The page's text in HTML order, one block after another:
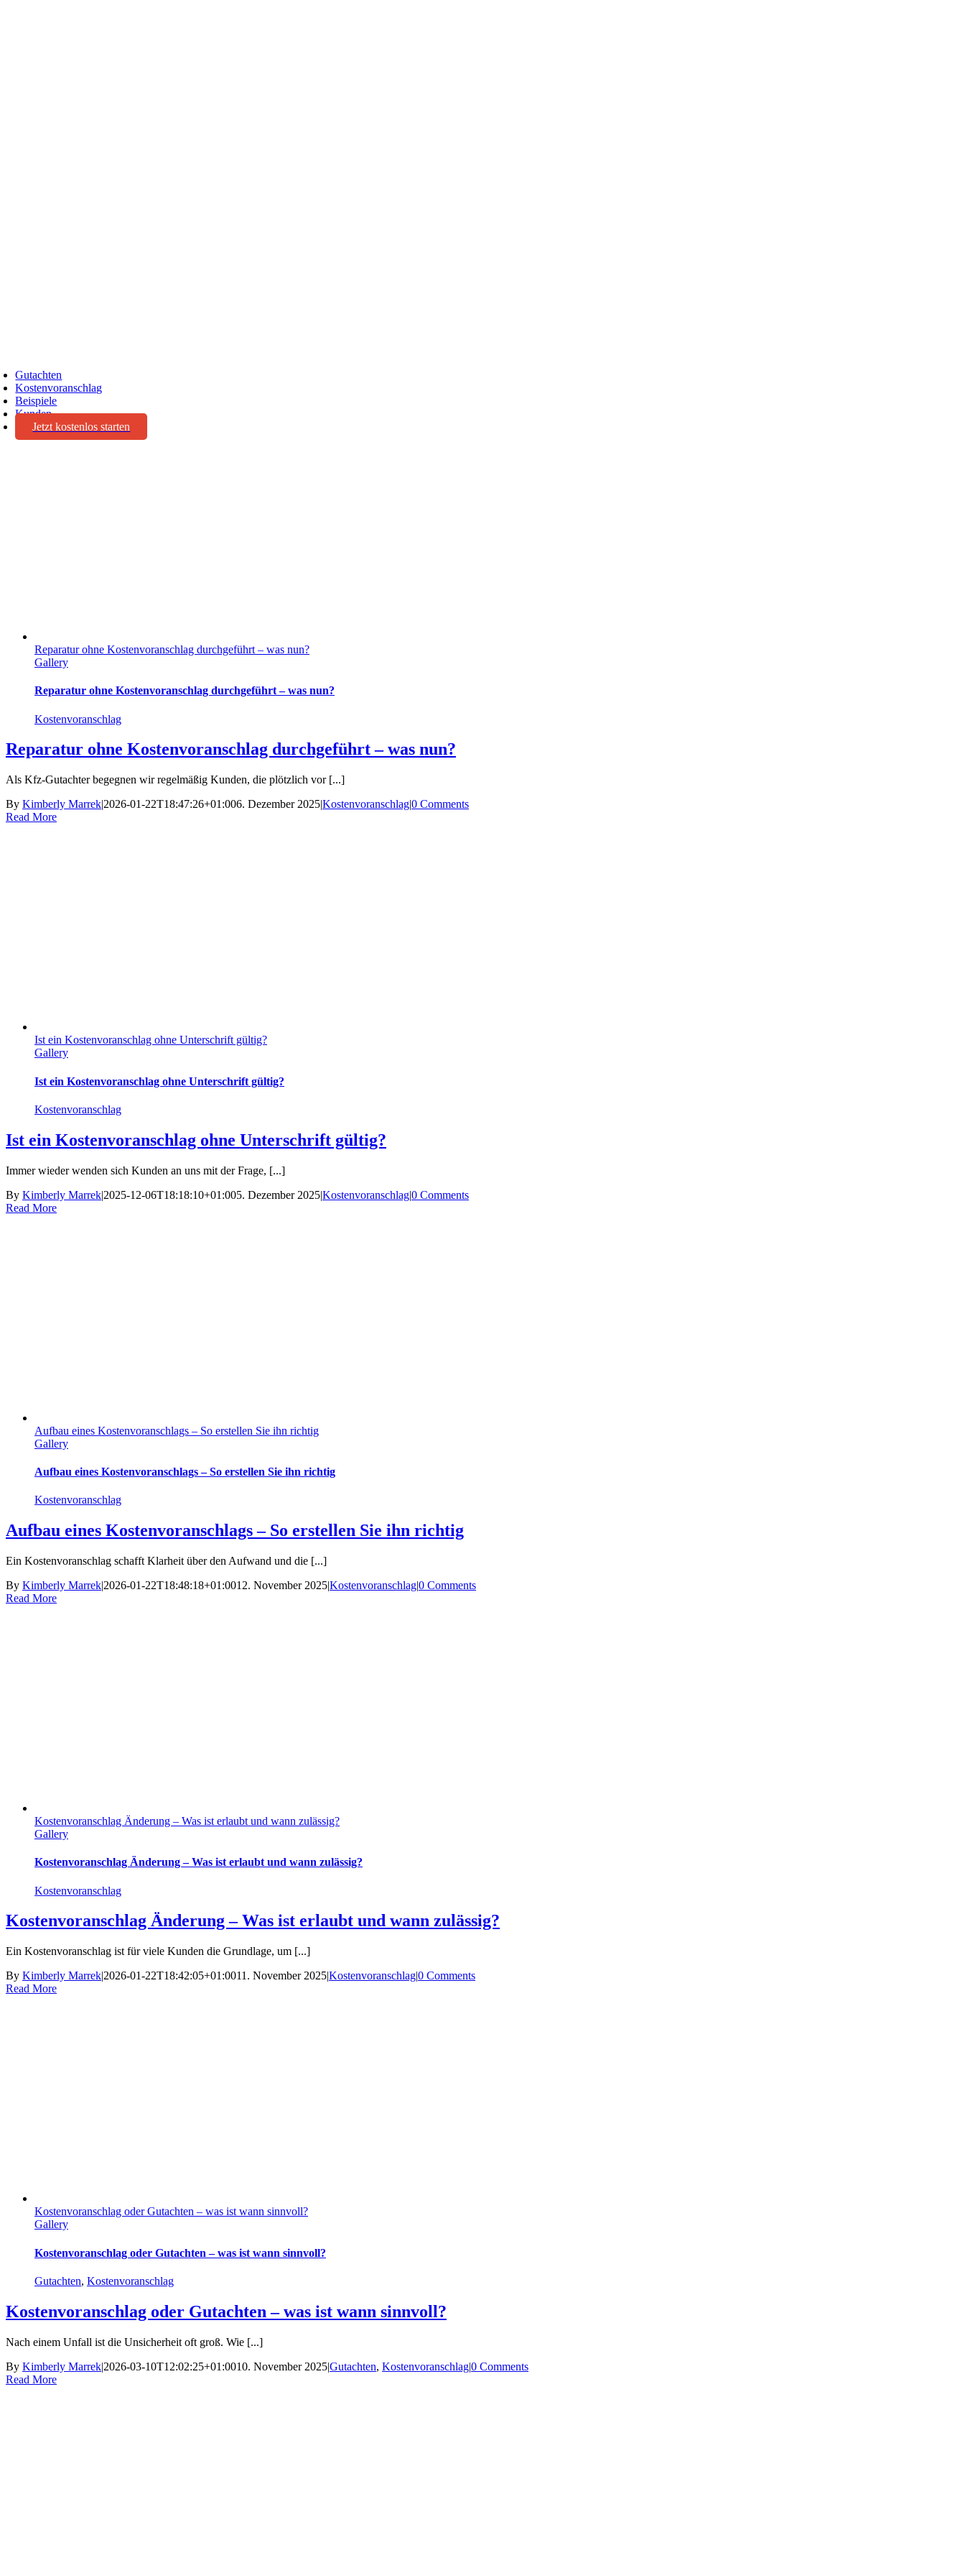
Gutachten
Kostenvoranschlag
Beispiele
Kunden
Jetzt kostenlos starten
Reparatur ohne Kostenvoranschlag durchgeführt – was nun?
Gallery
Reparatur ohne Kostenvoranschlag durchgeführt – was nun?
Kostenvoranschlag
Reparatur ohne Kostenvoranschlag durchgeführt – was nun?
Als Kfz-Gutachter begegnen wir regelmäßig Kunden, die plötzlich vor [...]
By Kimberly Marrek|2026-01-22T18:47:26+01:006. Dezember 2025|Kostenvoranschlag|0 Comments
Read More
Ist ein Kostenvoranschlag ohne Unterschrift gültig?
Gallery
Ist ein Kostenvoranschlag ohne Unterschrift gültig?
Kostenvoranschlag
Ist ein Kostenvoranschlag ohne Unterschrift gültig?
Immer wieder wenden sich Kunden an uns mit der Frage, [...]
By Kimberly Marrek|2025-12-06T18:18:10+01:005. Dezember 2025|Kostenvoranschlag|0 Comments
Read More
Aufbau eines Kostenvoranschlags – So erstellen Sie ihn richtig
Gallery
Aufbau eines Kostenvoranschlags – So erstellen Sie ihn richtig
Kostenvoranschlag
Aufbau eines Kostenvoranschlags – So erstellen Sie ihn richtig
Ein Kostenvoranschlag schafft Klarheit über den Aufwand und die [...]
By Kimberly Marrek|2026-01-22T18:48:18+01:0012. November 2025|Kostenvoranschlag|0 Comments
Read More
Kostenvoranschlag Änderung – Was ist erlaubt und wann zulässig?
Gallery
Kostenvoranschlag Änderung – Was ist erlaubt und wann zulässig?
Kostenvoranschlag
Kostenvoranschlag Änderung – Was ist erlaubt und wann zulässig?
Ein Kostenvoranschlag ist für viele Kunden die Grundlage, um [...]
By Kimberly Marrek|2026-01-22T18:42:05+01:0011. November 2025|Kostenvoranschlag|0 Comments
Read More
Kostenvoranschlag oder Gutachten – was ist wann sinnvoll?
Gallery
Kostenvoranschlag oder Gutachten – was ist wann sinnvoll?
Gutachten, Kostenvoranschlag
Kostenvoranschlag oder Gutachten – was ist wann sinnvoll?
Nach einem Unfall ist die Unsicherheit oft groß. Wie [...]
By Kimberly Marrek|2026-03-10T12:02:25+01:0010. November 2025|Gutachten, Kostenvoranschlag|0 Comments
Read More